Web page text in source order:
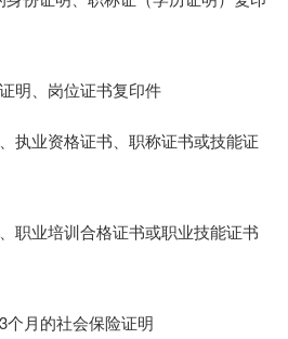
明、岗位证书复印件
执业资格证书、职称证书或技能证
职业培训合格证书或职业技能证书
个月的社会保险证明